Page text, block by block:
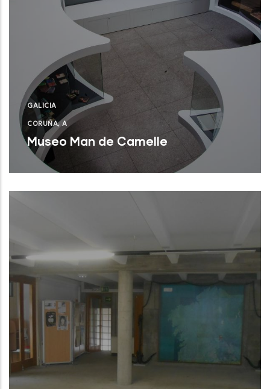
GALICIA
CORUÑA, A
Museo Man de Camelle
Camariñas (A Coruña)